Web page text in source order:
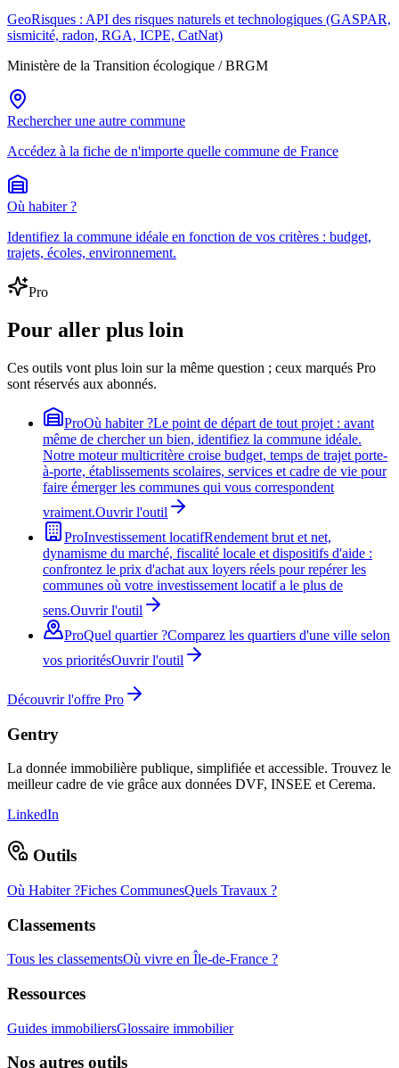
GeoRisques : API des risques naturels et technologiques (GASPAR,
sismicité, radon, RGA, ICPE, CatNat)
Ministère de la Transition écologique / BRGM
Rechercher une autre commune
Accédez à la fiche de n'importe quelle commune de France
Où habiter ?
Identifiez la commune idéale en fonction de vos critères : budget,
trajets, écoles, environnement.
Pro
Pour aller plus loin
Ces outils vont plus loin sur la même question ; ceux marqués Pro
sont réservés aux abonnés.
ProOù habiter ?Le point de départ de tout projet : avant
même de chercher un bien, identifiez la commune idéale.
Notre moteur multicritère croise budget, temps de trajet porte-
à-porte, établissements scolaires, services et cadre de vie pour
faire émerger les communes qui vous correspondent
vraiment.Ouvrir l'outil
ProInvestissement locatifRendement brut et net,
dynamisme du marché, fiscalité locale et dispositifs d'aide :
confrontez le prix d'achat aux loyers réels pour repérer les
communes où votre investissement locatif a le plus de
sens.Ouvrir l'outil
ProQuel quartier ?Comparez les quartiers d'une ville selon
vos prioritésOuvrir l'outil
Découvrir l'offre Pro
Gentry
La donnée immobilière publique, simplifiée et accessible. Trouvez le
meilleur cadre de vie grâce aux données DVF, INSEE et Cerema.
LinkedIn
Outils
Où Habiter ?Fiches CommunesQuels Travaux ?
Classements
Tous les classementsOù vivre en Île-de-France ?
Ressources
Guides immobiliersGlossaire immobilier
Nos autres outils